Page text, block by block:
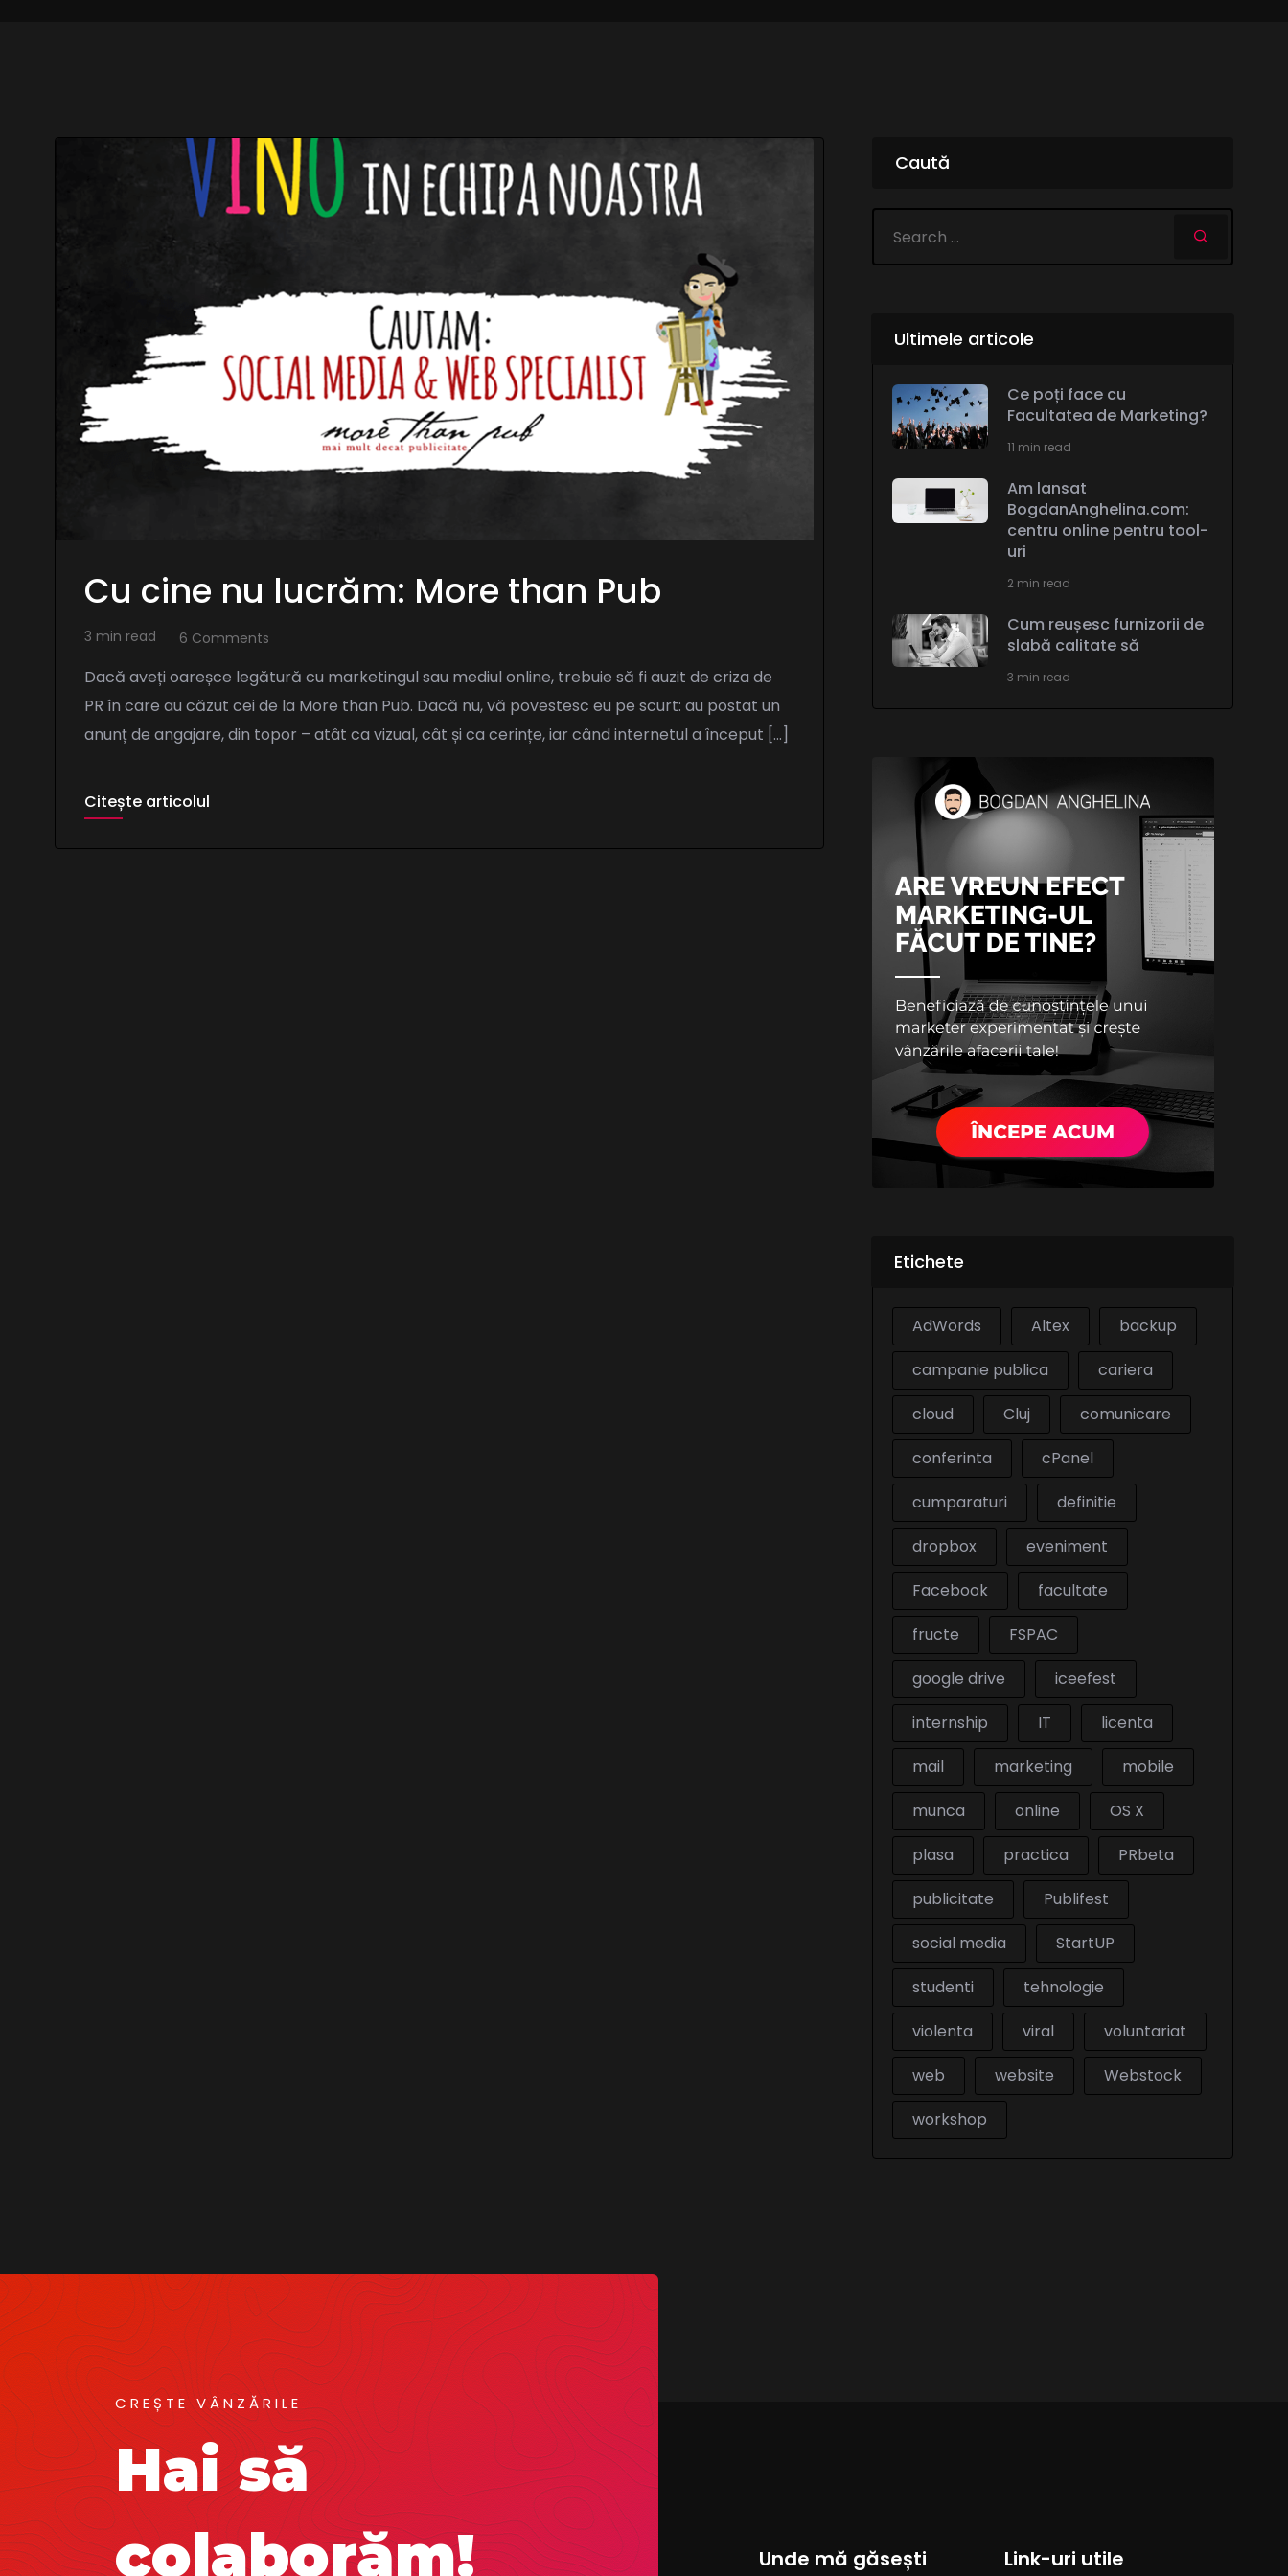
Cu cine nu lucrăm: More than Pub
3 min read 6 Comments
Dacă aveți oareșce legătură cu marketingul sau mediul online, trebuie să fi auzit de criza de
PR în care au căzut cei de la More than Pub. Dacă nu, vă povestesc eu pe scurt: au postat un
anunț de angajare, din topor – atât ca vizual, cât și ca cerințe, iar când internetul a început […]
Citește articolul
Caută
Ultimele articole
Ce poți face cu
Facultatea de Marketing?
11 min read
Am lansat
BogdanAnghelina.com:
centru online pentru tool-
uri
2 min read
Cum reușesc furnizorii de
slabă calitate să
3 min read
Etichete
AdWords Altex
backup
campanie publica
cariera
cloud
Cluj
comunicare
conferinta
cPanel
cumparaturi
definitie
dropbox
eveniment
Facebook
facultate
fructe
FSPAC
google drive
iceefest
internship
IT
licenta
mail
marketing
mobile
munca
online
OS X
plasa
practica
PRbeta
publicitate
Publifest
social media
StartUP
studenti
tehnologie
violenta
viral
voluntariat
web
website
Webstock
workshop
CREȘTE VÂNZĂRILE
Hai să
colaborăm!
Unde mă găsești Link-uri utile